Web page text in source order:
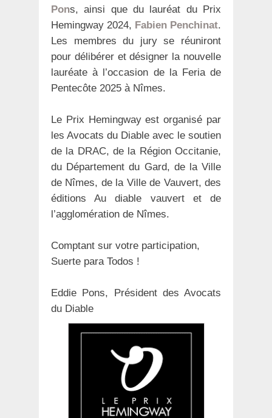
Pons, ainsi que du lauréat du Prix
Hemingway 2024, Fabien Penchinat.
Les membres du jury se réuniront
pour délibérer et désigner la nouvelle
lauréate à l’occasion de la Feria de
Pentecôte 2025 à Nîmes.
Le Prix Hemingway est organisé par
les Avocats du Diable avec le soutien
de la DRAC, de la Région Occitanie,
du Département du Gard, de la Ville
de Nîmes, de la Ville de Vauvert, des
éditions Au diable vauvert et de
l’agglomération de Nîmes.
Comptant sur votre participation,
Suerte para Todos !
Eddie Pons, Président des Avocats
du Diable